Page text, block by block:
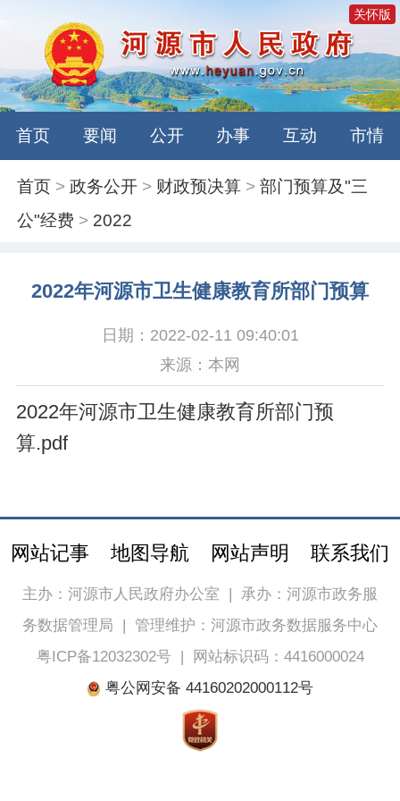
关怀版
首页 要闻 公开 办事 互动 市情
首页 >政务公开 > 财政预决算 >部门预算及"三
公"经费 > 2022
2022年河源市卫生健康教育所部门预算
日期：2022-02-11 09:40:01
来源：本网
2022年河源市卫生健康教育所部门预
算.pdf
网站记事 地图导航 网站声明 联系我们
主办：河源市人民政府办公室 | 承办：河源市政务服
务数据管理局 | 管理维护：河源市政务数据服务中心
粤ICP备12032302号|
网站标识码：4416000024
粤公网安备 44160202000112号